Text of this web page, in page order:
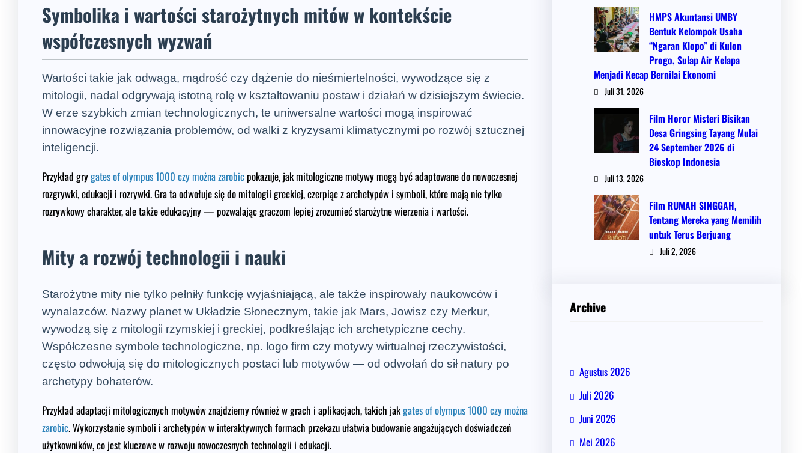
Symbolika i wartości starożytnych mitów w kontekście
współczesnych wyzwań
Wartości takie jak odwaga, mądrość czy dążenie do nieśmiertelności, wywodzące się z
mitologii, nadal odgrywają istotną rolę w kształtowaniu postaw i działań w dzisiejszym świecie.
W erze szybkich zmian technologicznych, te uniwersalne wartości mogą inspirować
innowacyjne rozwiązania problemów, od walki z kryzysami klimatycznymi po rozwój sztucznej
inteligencji.
Przykład grygates of olympus 1000 czy można zarobic pokazuje, jak mitologiczne motywy mogą być adaptowane do nowoczesnej
rozgrywki, edukacji i rozrywki. Gra ta odwołuje się do mitologii greckiej, czerpiąc z archetypów i symboli, które mają nie tylko
rozrywkowy charakter, ale także edukacyjny — pozwalając graczom lepiej zrozumieć starożytne wierzenia i wartości.
Mity a rozwój technologii i nauki
Starożytne mity nie tylko pełniły funkcję wyjaśniającą, ale także inspirowały naukowców i
wynalazców. Nazwy planet w Układzie Słonecznym, takie jak Mars, Jowisz czy Merkur,
wywodzą się z mitologii rzymskiej i greckiej, podkreślając ich archetypiczne cechy.
Współczesne symbole technologiczne, np. logo firm czy motywy wirtualnej rzeczywistości,
często odwołują się do mitologicznych postaci lub motywów — od odwołań do sił natury po
archetypy bohaterów.
Przykład adaptacji mitologicznych motywów znajdziemy również w grach i aplikacjach, takich jakgates of olympus 1000 czy można
zarobic. Wykorzystanie symboli i archetypów w interaktywnych formach przekazu ułatwia budowanie angażujących doświadczeń
użytkowników, co jest kluczowe w rozwoju nowoczesnych technologii i edukacji.
HMPS Akuntansi UMBY
Bentuk Kelompok Usaha
“Ngaran Klopo” di Kulon
Progo, Sulap Air Kelapa
Menjadi Kecap Bernilai Ekonomi
Juli 31, 2026
Film Horor Misteri Bisikan
Desa Gringsing Tayang Mulai
24 September 2026 di
Bioskop Indonesia
Juli 13, 2026
Film RUMAH SINGGAH,
Tentang Mereka yang Memilih
untuk Terus Berjuang
Juli 2, 2026
Archive
Agustus 2026
Juli 2026
Juni 2026
Mei 2026